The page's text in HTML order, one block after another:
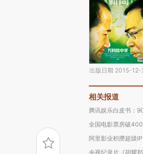
出版日期 2015-12-
相关报道
腾讯娱乐白皮书：
全国电影票房破
阿里影业积攒超级
央视纪录片《胡耀